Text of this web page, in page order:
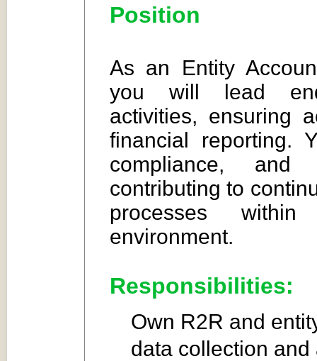
Position
As an Entity
you will lead
activities, ensuring
financial reporting.
compliance, and
contributing to
processes
environment.
Responsibilities:
Own R2R and
data collection